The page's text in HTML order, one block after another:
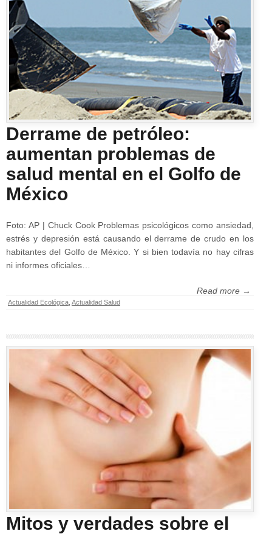
Derrame de petróleo:
aumentan problemas de
salud mental en el Golfo de
México
Foto: AP | Chuck Cook Problemas psicológicos como ansiedad,
estrés y depresión está causando el derrame de crudo en los
habitantes del Golfo de México. Y si bien todavía no hay cifras
ni informes oficiales…
Read more →
Actualidad Ecológica Actualidad Salud
Mitos y verdades sobre el